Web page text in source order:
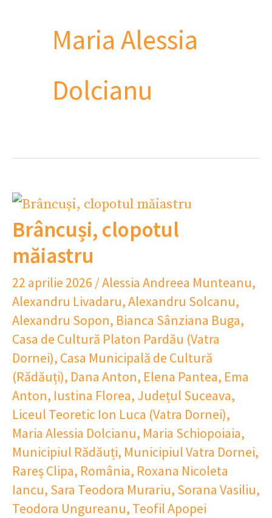
Maria Alessia
Dolcianu
Brâncuși, clopotul
măiastru
22 aprilie 2026 /Alessia Andreea Munteanu,
Alexandru Livadaru,Alexandru Solcanu,
Alexandru Sopon, Bianca Sânziana Buga,
Casa de Cultură Platon Pardău (Vatra
Dornei), Casa Municipală de Cultură
(Rădăuți), Dana Anton, Elena Pantea, Ema
Anton, Iustina Florea, Județul Suceava,
Liceul Teoretic Ion Luca (Vatra Dornei),
Maria Alessia Dolcianu, Maria Schiopoiaia,
Municipiul Rădăuți, Municipiul Vatra Dornei,
Rareș Clipa, România, Roxana Nicoleta
Iancu, Sara Teodora Murariu, Sorana Vasiliu,
Teodora Ungureanu, Teofil Apopei